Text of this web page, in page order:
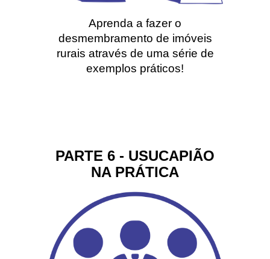
Aprenda a fazer o
desmembramento de imóveis
rurais através de uma série de
exemplos práticos!
PARTE 6 - USUCAPIÃO
NA PRÁTICA